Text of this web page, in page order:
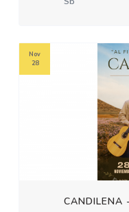
CANDILENA
Nov
28